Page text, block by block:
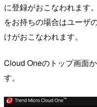
に登録がおこなわれます
をお持ちの場合はユーザ
けがおこなわれます。
Cloud Oneのトップ画面
す。